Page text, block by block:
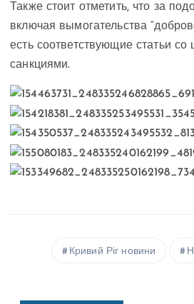
Также стоит отметить, что за
включая вымогательства
есть соответствующие статьи
санкциями.
Кривий Ріг новини